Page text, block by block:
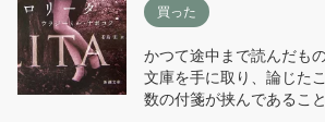
買った
かつて途中まで読んだも
文庫を手に取り、論じた
数の付箋が挟んであるこ